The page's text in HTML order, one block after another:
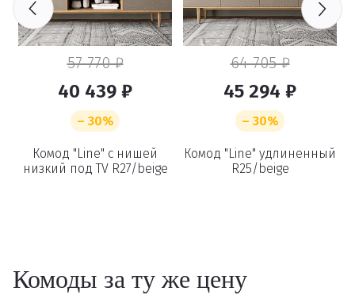
57 770 ₽
40 439 ₽
– 30%
Комод "Line" с нишей
низкий под TV R27/beige
64 705 ₽
45 294 ₽
– 30%
Комод "Line" удлиненный
R25/beige
Комоды за ту же цену
Удаление